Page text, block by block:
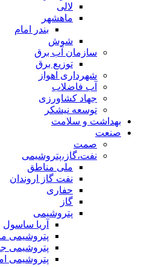
لالی
ماهشهر
بندر امام
شوش
سازمان آب برق
توزیع برق
شهرداری اهواز
آب فاضلاب
جهاد کشاورزی
توسعه نیشکر
بهداشت و سلامت
صنعت
صمت
نفت،گاز،پتروشیمی
ملی مناطق
نفت گاز اروندان
حفاری
گاز
پتروشیمی
آریا ساسول
پتروشیمی
پتروشیمی
پتروشیمی